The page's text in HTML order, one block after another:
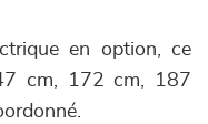
en option, ce
cm, 172 cm, 187